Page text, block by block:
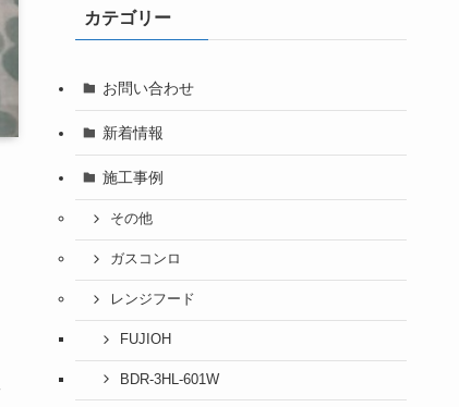
カテゴリー
お問い合わせ
新着情報
施工事例
その他
ガスコンロ
レンジフード
FUJIOH
BDR-3HL-601W